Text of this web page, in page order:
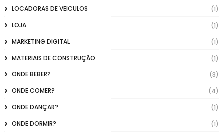
LOCADORAS DE VEICULOS
(1)
LOJA
(1)
MARKETING DIGITAL
(1)
MATERIAIS DE CONSTRUÇÃO
(1)
ONDE BEBER?
(3)
ONDE COMER?
(4)
ONDE DANÇAR?
(1)
ONDE DORMIR?
(1)